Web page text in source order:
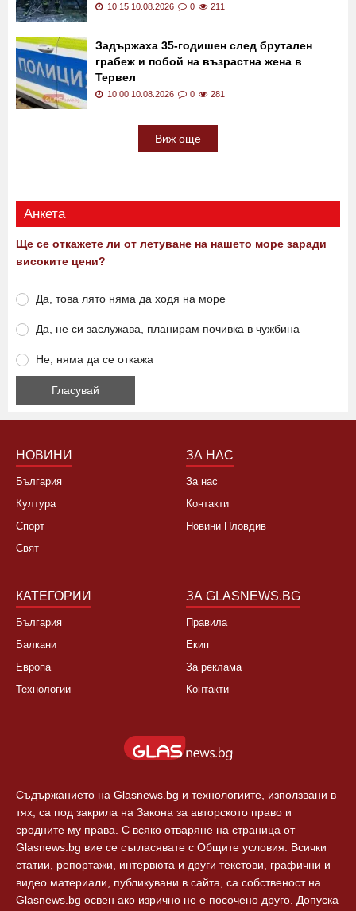
10:15 10.08.2026 0 211
Задържаха 35-годишен след брутален
грабеж и побой на възрастна жена в
Тервел
10:00 10.08.2026 0 281
Виж още
Анкета
Ще се откажете ли от летуване на нашето море заради
високите цени?
Да, това лято няма да ходя на море
Да, не си заслужава, планирам почивка в чужбина
Не, няма да се откажа
НОВИНИ
България
Култура
Спорт
Свят
ЗА НАС
За нас
Контакти
Новини Пловдив
КАТЕГОРИИ
България
Балкани
Европа
Технологии
ЗА GLASNEWS.BG
Правила
Екип
За реклама
Контакти
Съдържанието на Glasnews.bg и технологиите, използвани в
тях, са под закрила на Закона за авторското право и
сродните му права. С всяко отваряне на страница от
Glasnews.bg вие се съгласявате с Общите условия. Всички
статии, репортажи, интервюта и други текстови, графични и
видео материали, публикувани в сайта, са собственост на
Glasnews.bg освен ако изрично не е посочено друго. Допуска